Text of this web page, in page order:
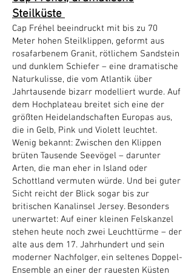
Steilküste
Cap Fréhel beeindruckt mit bis zu 70
Meter hohen Steilklippen, geformt aus
rosafarbenem Granit, rötlichem Sandstein
und dunklem Schiefer – eine dramatische
Naturkulisse, die vom Atlantik über
Jahrtausende bizarr modelliert wurde. Auf
dem Hochplateau breitet sich eine der
größten Heidelandschaften Europas aus,
die in Gelb, Pink und Violett leuchtet.
Wenig bekannt: Zwischen den Klippen
brüten Tausende Seevögel – darunter
Arten, die man eher in Island oder
Schottland vermuten würde. Und bei guter
Sicht reicht der Blick sogar bis zur
britischen Kanalinsel Jersey. Besonders
unerwartet: Auf einer kleinen Felskanzel
stehen heute noch zwei Leuchttürme – der
alte aus dem 17. Jahrhundert und sein
moderner Nachfolger, ein seltenes Doppel-
Ensemble an einer der rauesten Küsten